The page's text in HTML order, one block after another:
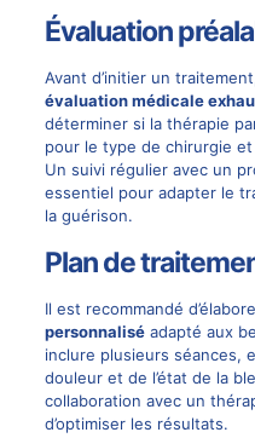
Évaluation
Avant d’initier un
évaluation médicale
déterminer si la thérapie
pour le type de chirurgie
Un suivi régulier avec un
essentiel pour adapter le
la guérison.
Plan de
Il est recommandé
personnaliséadapté aux
inclure plusieurs séances,
douleur et de l’état de la
collaboration avec un
d’optimiser les résultats.